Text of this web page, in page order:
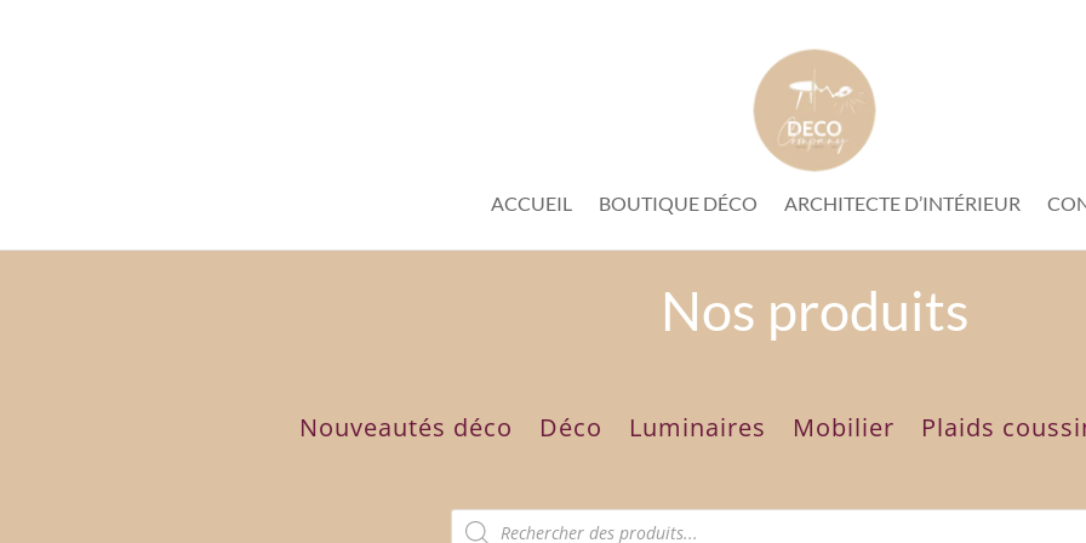
ACCUEIL BOUTIQUE DÉCO ARCHITECTE D’INTÉRIEUR
Nos produits
Nouveautés déco Déco Luminaires Mobilier Plaids
Recherche
de